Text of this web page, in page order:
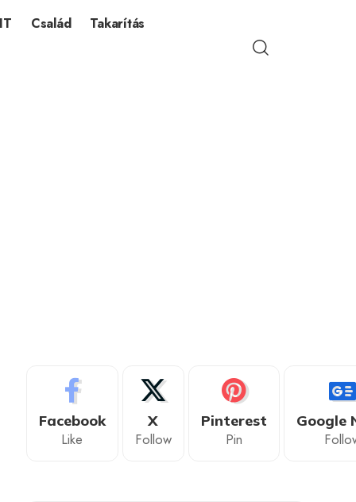
Család Takarítás
Facebook
Like
X
Follow
Pinterest
Pin
Google